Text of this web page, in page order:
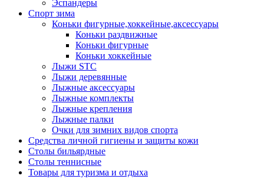
Эспандеры
Спорт зима
Коньки фигурные,хоккейные,аксессуары
Коньки раздвижные
Коньки фигурные
Коньки хоккейные
Лыжи STC
Лыжи деревянные
Лыжные аксессуары
Лыжные комплекты
Лыжные крепления
Лыжные палки
Очки для зимних видов спорта
Средства личной гигиены и защиты кожи
Столы бильярдные
Столы теннисные
Товары для туризма и отдыха